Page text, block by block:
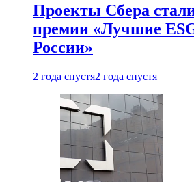
Проекты Сбера
премии «Лучшие
России»
2 года спустя2 года спустя